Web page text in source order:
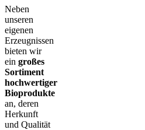
Neben
unseren
eigenen
Erzeugnissen
bieten wir
ein großes
Sortiment
hochwertiger
Bioprodukte
an, deren
Herkunft
und Qualität